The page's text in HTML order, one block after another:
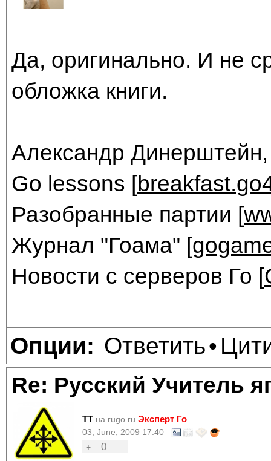
Да, оригинально. И не
обложка книги.
Александр Динерштейн,
Go lessons [
Разобранные партии [
Журнал "Гоама" [
Новости с серверов Го [
Опции: Ответить•
Re: Русский Учитель
TT на rugo.ru Эксперт Го
03, June, 2009 17:40
+
0 –